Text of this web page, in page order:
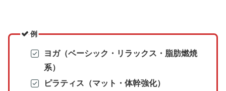
例
ヨガ（ベーシック・リラックス・脂肪燃焼
系）
ピラティス（マット・体幹強化）